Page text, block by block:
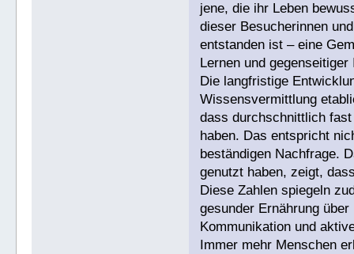
jene, die ihr Leben
dieser Besucherinnen
entstanden ist – eine
Lernen und
Die langfristige
Wissensvermittlung
dass durchschnittlich
haben. Das entspricht
beständigen Nachfrage.
genutzt haben, zeigt,
Diese Zahlen spiegeln
gesunder Ernährung
Kommunikation und
Immer mehr Menschen